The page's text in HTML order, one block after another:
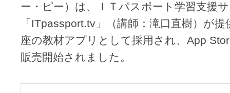
学
支
援
サ
ー・ピー）は、ＩＴパスポート学習支援
「ITpassport.tv」（講師：滝口直樹）が
座の教材アプリとして採用され、App
販売開始されました。